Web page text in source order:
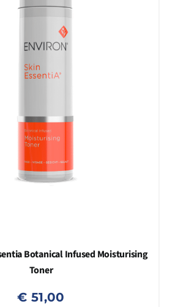
Botanical Infused Moisturising
Toner
€ 51,00